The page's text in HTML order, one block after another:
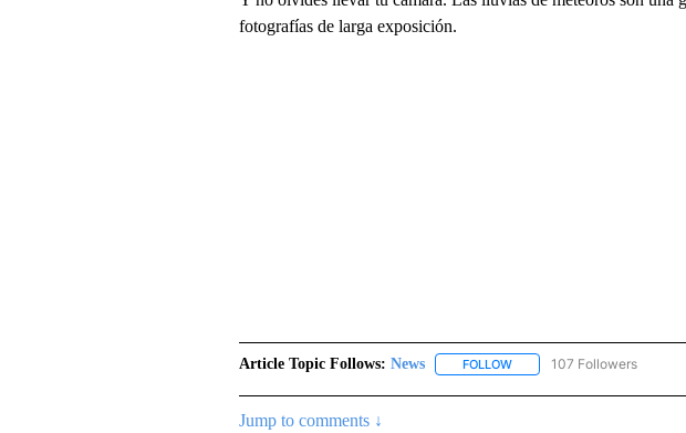
fotografías de larga exposición.
Article Topic Follows: News FOLLOWFOLLOW "NEWS" TO
107 Followers
Jump to comments ↓